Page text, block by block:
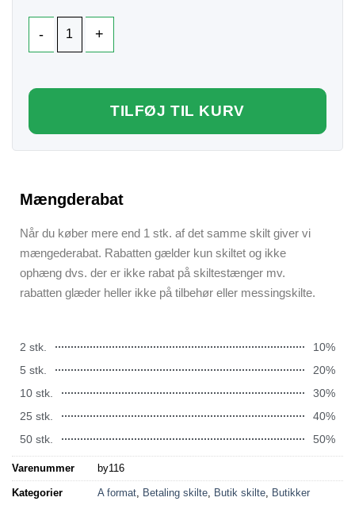
TILFØJ TIL KURV
Mængderabat
Når du køber mere end 1 stk. af det samme skilt giver vi
mængederabat. Rabatten gælder kun skiltet og ikke
ophæng dvs. der er ikke rabat på skiltestænger mv.
rabatten glæder heller ikke på tilbehør eller messingskilte.
2 stk.
10%
5 stk.
20%
10 stk.
30%
25 stk.
40%
50 stk.
50%
Varenummer by116
Kategorier A format, Betaling skilte, Butik skilte, Butikker